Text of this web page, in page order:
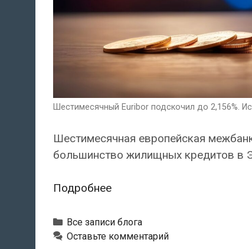
Шестимесячный Euribor подскочил до 2,156%.
Шестимесячная европейская
большинство жилищных кредитов в
ПодробнееШестимесячный
подскочил
до
Рубрики
Все записи блога
Оставьте комментарий